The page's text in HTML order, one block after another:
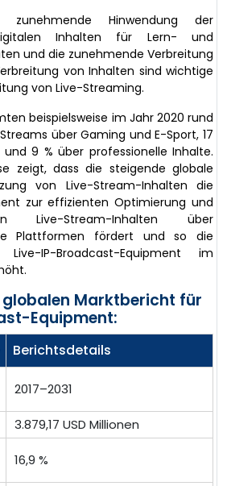
Hinwendung der
Inhalten für Lern- und
und die zunehmende Verbreitung
von Inhalten sind wichtige
von Live-Streaming.
beispielsweise im Jahr 2020 rund
über Gaming und E-Sport, 17
9 % über professionelle Inhalte.
zeigt, dass die steigende globale
von Live-Stream-Inhalten die
zur effizienten Optimierung und
Live-Stream-Inhalten über
Plattformen fördert und so die
IP-Broadcast-Equipment im
globalen Marktbericht für
Equipment:
Berichtsdetails
2017–2031
3.879,17 USD Millionen
16,9 %